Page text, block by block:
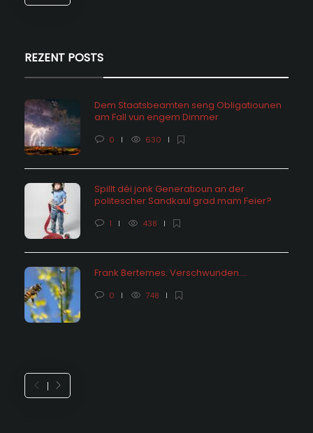
REZENT POSTS
Dem Staatsbeamten seng Obligatiounen
am Fall vun engem Dimmer
0 630
Spillt déi jonk Generatioun an der
politescher Sandkaul grad mam Feier?
1 438
Frank Bertemes: Verschwunden….
0 748